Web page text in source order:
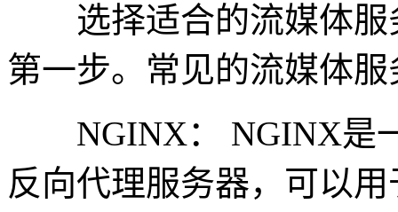
选择适合的流媒体服
第一步。常见的流媒体
NGINX： NGINX是一
反向代理服务器，可以